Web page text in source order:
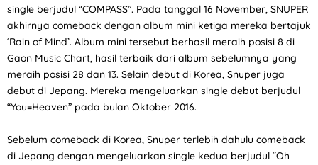
single berjudul “COMPASS”. Pada tanggal 16 November, SNUPER
akhirnya comeback dengan album mini ketiga mereka bertajuk
‘Rain of Mind’. Album mini tersebut berhasil meraih posisi 8 di
Gaon Music Chart, hasil terbaik dari album sebelumnya yang
meraih posisi 28 dan 13. Selain debut di Korea, Snuper juga
debut di Jepang. Mereka mengeluarkan single debut berjudul
“You=Heaven” pada bulan Oktober 2016.
Sebelum comeback di Korea, Snuper terlebih dahulu comeback
di Jepang dengan mengeluarkan single kedua berjudul “Oh